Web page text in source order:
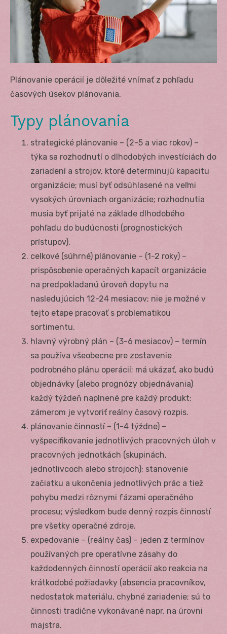
Plánovanie operácií je dôležité vnímať z pohľadu
časových úsekov plánovania.
Typy plánovania
strategické plánovanie – (2-5 a viac rokov) –
týka sa rozhodnutí o dlhodobých investíciách do
zariadení a strojov, ktoré determinujú kapacitu
organizácie; musí byť odsúhlasené na veľmi
vysokých úrovniach organizácie; rozhodnutia
musia byť prijaté na základe dlhodobého
pohľadu do budúcnosti (prognostických
prístupov).
celkové (súhrné) plánovanie – (1-2 roky) –
prispôsobenie operačných kapacít organizácie
na predpokladanú úroveň dopytu na
nasledujúcich 12-24 mesiacov; nie je možné v
tejto etape pracovať s problematikou
sortimentu.
hlavný výrobný plán – (3-6 mesiacov) – termín
sa používa všeobecne pre zostavenie
podrobného plánu operácií; má ukázať, ako budú
objednávky (alebo prognózy objednávania)
každý týždeň naplnené pre každý produkt;
zámerom je vytvoriť reálny časový rozpis.
plánovanie činností – (1-4 týždne) –
vyšpecifikovanie jednotlivých pracovných úloh v
pracovných jednotkách (skupinách,
jednotlivcoch alebo strojoch); stanovenie
začiatku a ukončenia jednotlivých prác a tiež
pohybu medzi rôznymi fázami operačného
procesu; výsledkom bude denný rozpis činností
pre všetky operačné zdroje.
expedovanie – (reálny čas) – jeden z termínov
používaných pre operatívne zásahy do
každodenných činností operácií ako reakcia na
krátkodobé požiadavky (absencia pracovníkov,
nedostatok materiálu, chybné zariadenie; sú to
činnosti tradične vykonávané napr. na úrovni
majstra.